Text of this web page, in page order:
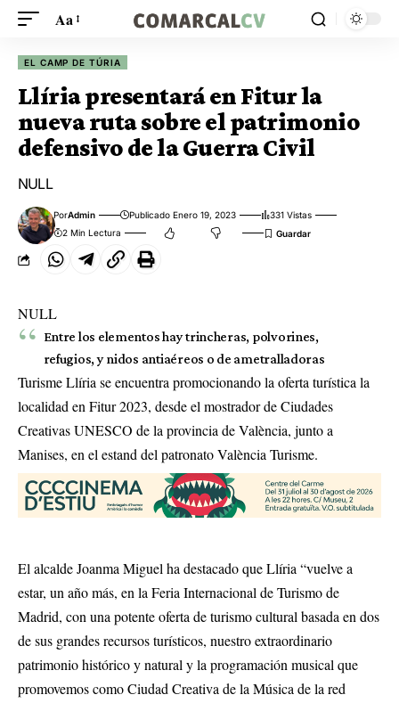
Aa
EL CAMP DE TÚRIA
Llíria presentará en Fitur la
nueva ruta sobre el patrimonio
defensivo de la Guerra Civil
NULL
PorAdmin Publicado Enero 19, 2023
331 Vistas
2 Min Lectura
NULL
Entre los elementos hay trincheras, polvorines,
refugios, y nidos antiaéreos o de ametralladoras
Turisme Llíria se encuentra promocionando la oferta turística la
localidad en Fitur 2023, desde el mostrador de Ciudades
Creativas UNESCO de la provincia de València, junto a
Manises, en el estand del patronato València Turisme.
El alcalde Joanma Miguel ha destacado que Llíria “vuelve a
estar, un año más, en la Feria Internacional de Turismo de
Madrid, con una potente oferta de turismo cultural basada en dos
de sus grandes recursos turísticos, nuestro extraordinario
patrimonio histórico y natural y la programación musical que
promovemos como Ciudad Creativa de la Música de la red